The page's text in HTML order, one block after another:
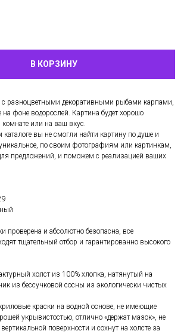
В КОРЗИНУ
с разноцветными декоративными рыбами карпами,
фоне водорослей. Картина будет хорошо
комнате или на ваш вкус.
вы не смогли найти картину по душе и
уникальное, по своим фотографиям или картинкам,
предложений, и поможем с реализацией ваших
проверена и абсолютно безопасна, все
тщательный отбор и гарантированно высокого
холст из 100% хлопка, натянутый на
из бессучковой сосны из экологически чистых
краски на водной основе, не имеющие
укрывистостью, отлично «держат мазок», не
поверхности и сохнут на холсте за